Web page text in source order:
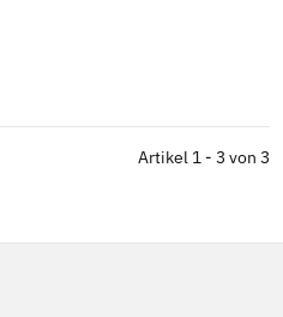
Artikel 1 - 3 von 3